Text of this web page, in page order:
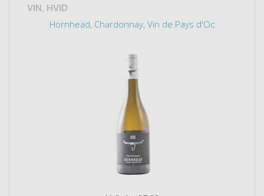
VIN, HVID
Hornhead, Chardonnay, Vin de Pays d'Oc